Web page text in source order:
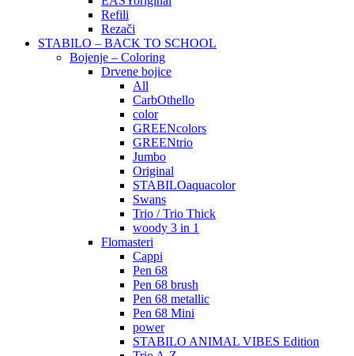
Refili
Rezači
STABILO – BACK TO SCHOOL
Bojenje – Coloring
Drvene bojice
All
CarbOthello
color
GREENcolors
GREENtrio
Jumbo
Original
STABILOaquacolor
Swans
Trio / Trio Thick
woody 3 in 1
Flomasteri
Cappi
Pen 68
Pen 68 brush
Pen 68 metallic
Pen 68 Mini
power
STABILO ANIMAL VIBES Edition